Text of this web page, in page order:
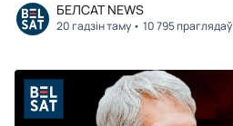
БЕЛСАТ NEWS
20 гадзін таму 10 795 праглядаў